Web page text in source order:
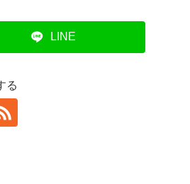
LINE
る